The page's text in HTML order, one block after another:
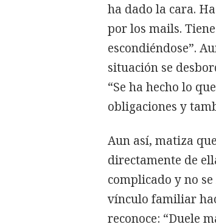
ha dado la cara.
por los mails.
escondiéndose”.
situación se
“Se ha hecho lo
obligaciones y
Aun así, matiza
directamente de
complicado y no
vínculo familiar
reconoce: “Duele